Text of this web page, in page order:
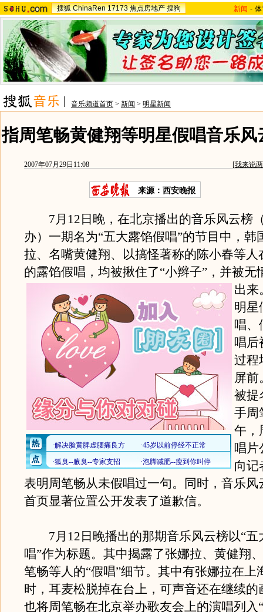
搜狐 ChinaRen 17173 焦点房地产 搜狗 新闻 -
音乐频道首页 > 新闻 > 明星新闻
指周笔畅黄健翔等明星假唱音乐风
2007年07月29日11:08 [我来说
来源：西安晚报
7月12日晚，在北京播出的音乐风云榜
办）一期名为“五大露馅假唱”的节目中，韩
拉、名嘴黄健翔、以搞怪著称的陈小春等人
的露馅假唱，均被揪住了“小辫子”，并被无
出来
明星
唱、
唱后
过程
屏前
被提
手周
午，
唱片
向记
表明周笔畅从未假唱过一句。同时，音乐风
首页显著位置公开发表了道歉信。
7月12日晚播出的那期音乐风云榜以“五
唱”作为标题。其中揭露了张娜拉、黄健翔
笔畅等人的“假唱”细节。其中有张娜拉在上
时，耳麦松脱掉在台上，可声音还在继续的
也将周笔畅在北京举办歌友会上的演唱列入